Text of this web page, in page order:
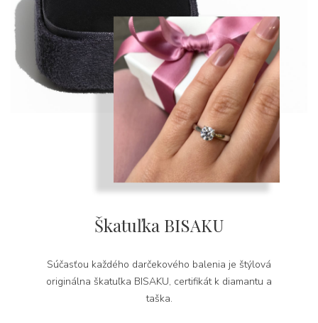
Škatuľka BISAKU
Súčasťou každého darčekového balenia je štýlová
originálna škatuľka BISAKU, certifikát k diamantu a
taška.